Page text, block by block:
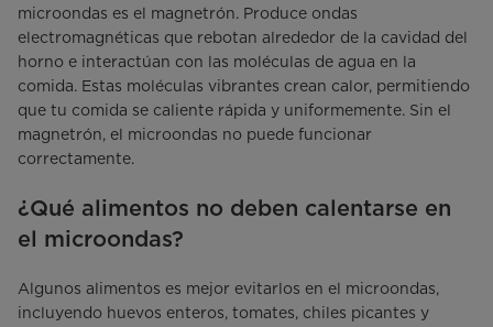
microondas es el magnetrón. Produce ondas
electromagnéticas que rebotan alrededor de la cavidad del
horno e interactúan con las moléculas de agua en la
comida. Estas moléculas vibrantes crean calor, permitiendo
que tu comida se caliente rápida y uniformemente. Sin el
magnetrón, el microondas no puede funcionar
correctamente.
¿Qué alimentos no deben calentarse en
el microondas?
Algunos alimentos es mejor evitarlos en el microondas,
incluyendo huevos enteros, tomates, chiles picantes y